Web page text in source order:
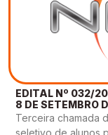
EDITAL Nº 032/
8 DE SETEMBRO
Terceira chamada
seletivo de alunos